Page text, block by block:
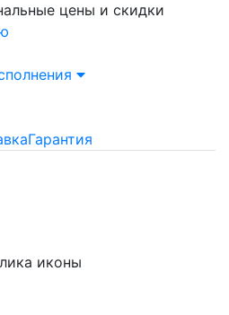
цены и скидки
Гарантия
иконы